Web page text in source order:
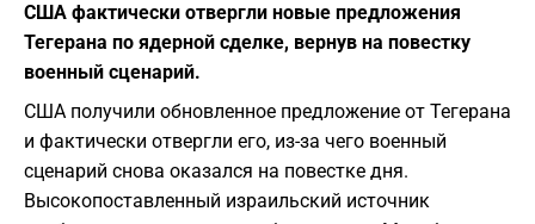
США фактически отвергли новые предложения
Тегерана по ядерной сделке, вернув на повестку
военный сценарий.
США получили обновленное предложение от Тегерана
и фактически отвергли его, из-за чего военный
сценарий снова оказался на повестке дня.
Высокопоставленный израильский источник